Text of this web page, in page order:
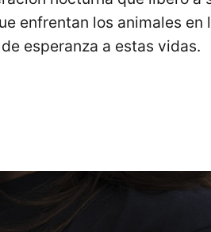
enfrentan los animales en
esperanza a estas vidas.